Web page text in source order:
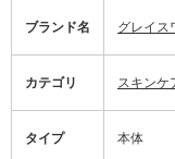
ブランド名 グレイス
カテゴリ スキンケ
タイプ 本体